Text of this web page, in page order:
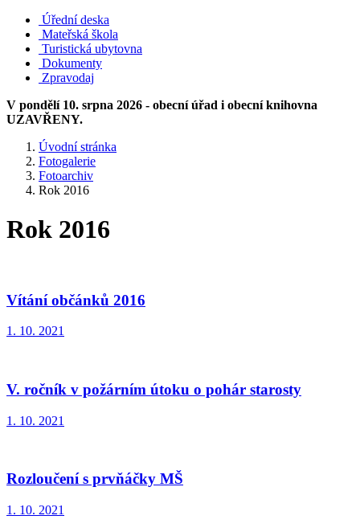
Úřední deska
Mateřská škola
Turistická ubytovna
Dokumenty
Zpravodaj
V pondělí 10. srpna 2026 - obecní úřad i obecní knihovna
UZAVŘENY.
Úvodní stránka
Fotogalerie
Fotoarchiv
Rok 2016
Rok 2016
Vítání občánků 2016
1. 10. 2021
V. ročník v požárním útoku o pohár starosty
1. 10. 2021
Rozloučení s prvňáčky MŠ
1. 10. 2021